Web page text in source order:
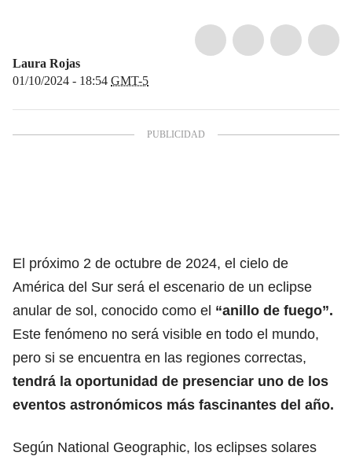
Laura Rojas
01/10/2024 - 18:54 GMT-5
El próximo 2 de octubre de 2024, el cielo de
América del Sur será el escenario de un eclipse
anular de sol, conocido como el “anillo de fuego”.
Este fenómeno no será visible en todo el mundo,
pero si se encuentra en las regiones correctas,
tendrá la oportunidad de presenciar uno de los
eventos astronómicos más fascinantes del año.
Según National Geographic, los eclipses solares